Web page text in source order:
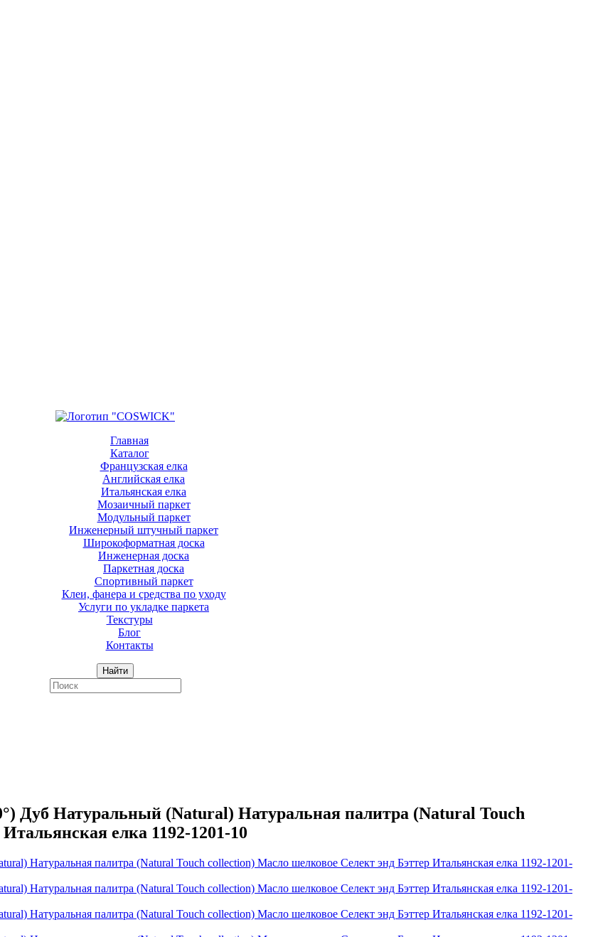
Главная
Каталог
Французская елка
Английская елка
Итальянская елка
Мозаичный паркет
Модульный паркет
Инженерный штучный паркет
Широкоформатная доска
Инженерная доска
Паркетная доска
Спортивный паркет
Клеи, фанера и средства по уходу
Услуги по укладке паркета
Текстуры
Блог
Контакты
Найти
Дуб Натуральный (Natural) Натуральная палитра (Natural Touch
елка 1192-1201-10